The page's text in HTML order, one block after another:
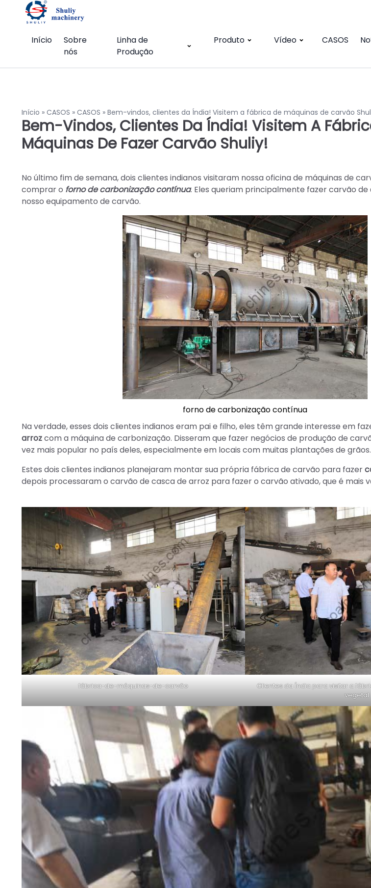
Início
Sobre
nós
Linha de
Produção
Produto Vídeo CASOS
Início » CASOS » CASOS » Bem-vindos, clientes da Índia! Visitem a fábrica de máquinas de carvão
Bem-Vindos, Clientes Da Índia! Visitem A
Máquinas De Fazer Carvão Shuliy!
No último fim de semana, dois clientes indianos visitaram nossa oficina de máquinas de
comprar o forno de carbonização contínua. Eles queriam principalmente fazer carvão
nosso equipamento de carvão.
forno de carbonização contínua
Na verdade, esses dois clientes indianos eram pai e filho, eles têm grande interesse em
arrozcom a máquina de carbonização. Disseram que fazer negócios de produção de
vez mais popular no país deles, especialmente em locais com muitas plantações de grãos.
Estes dois clientes indianos planejaram montar sua própria fábrica de carvão para fazer
depois processaram o carvão de casca de arroz para fazer o carvão ativado, que é mais
fábrica-de-máquinas-de-carvão
Clientes da Índia para visitar a
vegetal